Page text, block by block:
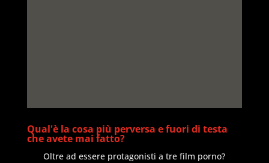
Qual'è la cosa più perversa e fuori di testa
che avete mai fatto?
Oltre ad essere protagonisti a tre film porno?